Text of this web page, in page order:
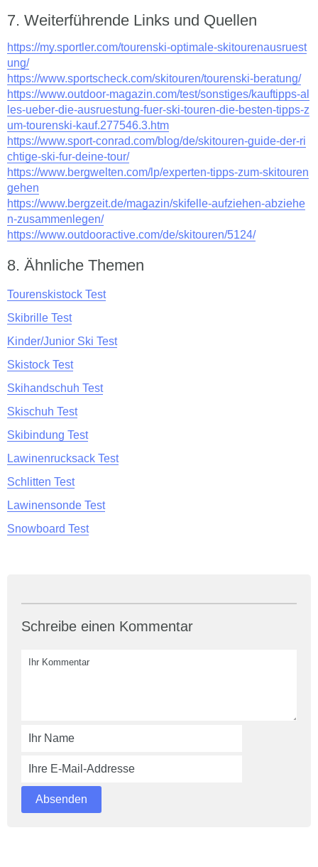
Weiterführende Links und Quellen
https://my.sportler.com/tourenski-optimale-skitourenausruest
ung/
https://www.sportscheck.com/skitouren/tourenski-beratung/
https://www.outdoor-magazin.com/test/sonstiges/kauftipps-al
les-ueber-die-ausruestung-fuer-ski-touren-die-besten-tipps-z
um-tourenski-kauf.277546.3.htm
https://www.sport-conrad.com/blog/de/skitouren-guide-der-ri
chtige-ski-fur-deine-tour/
https://www.bergwelten.com/lp/experten-tipps-zum-skitouren
gehen
https://www.bergzeit.de/magazin/skifelle-aufziehen-abziehe
n-zusammenlegen/
https://www.outdooractive.com/de/skitouren/5124/
Ähnliche Themen
Tourenskistock Test
Skibrille Test
Kinder/Junior Ski Test
Skistock Test
Skihandschuh Test
Skischuh Test
Skibindung Test
Lawinenrucksack Test
Schlitten Test
Lawinensonde Test
Snowboard Test
Schreibe einen Kommentar